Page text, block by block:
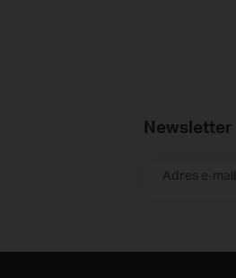
Newsletter
Adres e-mail